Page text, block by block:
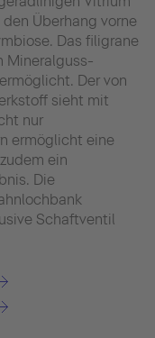
Überhang vorne
Das filigrane
Mineralguss-
Der von
sieht mit
nur
ermöglicht eine
ein
Die
Schaftventil